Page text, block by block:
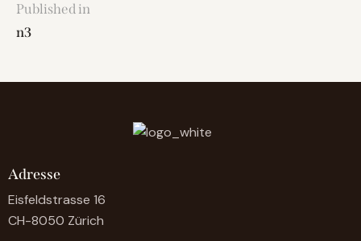
Published in
n3
Adresse
Eisfeldstrasse 16
CH-8050 Zürich